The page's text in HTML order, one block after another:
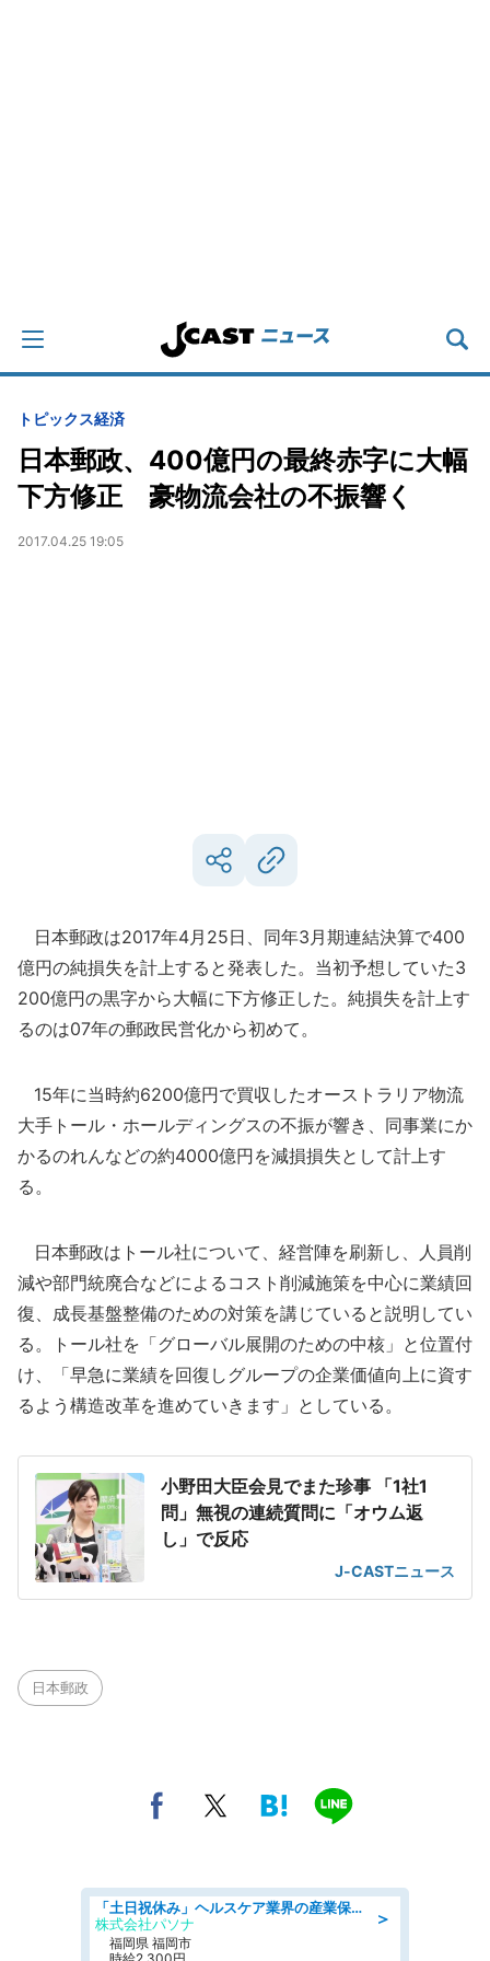
トピックス経済
日本郵政、400億円の最終赤字に大幅
下方修正 豪物流会社の不振響く
2017.04.25 19:05
日本郵政は2017年4月25日、同年3月期連結決算で400
億円の純損失を計上すると発表した。当初予想していた3
200億円の黒字から大幅に下方修正した。純損失を計上す
るのは07年の郵政民営化から初めて。
15年に当時約6200億円で買収したオーストラリア物流
大手トール・ホールディングスの不振が響き、同事業にか
かるのれんなどの約4000億円を減損損失として計上す
る。
日本郵政はトール社について、経営陣を刷新し、人員削
減や部門統廃合などによるコスト削減施策を中心に業績回
復、成長基盤整備のための対策を講じていると説明してい
る。トール社を「グローバル展開のための中核」と位置付
け、「早急に業績を回復しグループの企業価値向上に資す
るよう構造改革を進めていきます」としている。
小野田大臣会見でまた珍事 「1社1
問」無視の連続質問に「オウム返
し」で反応
J-CASTニュース
日本郵政
＞
「土日祝休み」ヘルスケア業界の産業保健師/高時給/未経験OK/要資格:保健師、正看護師
株式会社パソナ
福岡県 福岡市